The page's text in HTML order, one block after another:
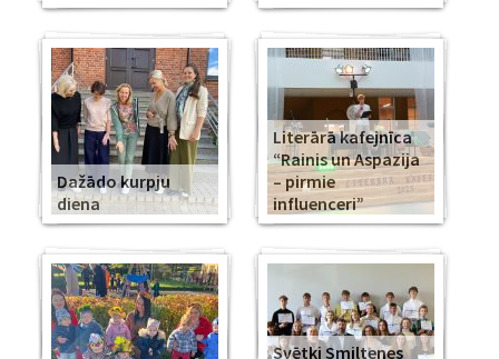
Dažādo kurpju
diena
Literārā kafejnīca
“Rainis un Aspazija
– pirmie
influenceri”
Svētki Smiltenes